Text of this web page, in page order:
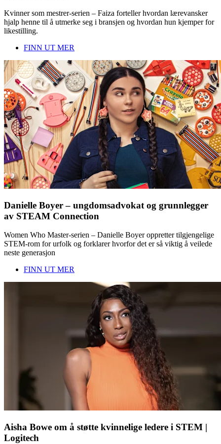
Kvinner som mestrer-serien – Faiza forteller hvordan lærevansker
hjalp henne til å utmerke seg i bransjen og hvordan hun kjemper for
likestilling.
FINN UT MER
Danielle Boyer – ungdomsadvokat og grunnlegger
av STEAM Connection
Women Who Master-serien – Danielle Boyer oppretter tilgjengelige
STEM-rom for urfolk og forklarer hvorfor det er så viktig å veilede
neste generasjon
FINN UT MER
Aisha Bowe om å støtte kvinnelige ledere i STEM |
Logitech